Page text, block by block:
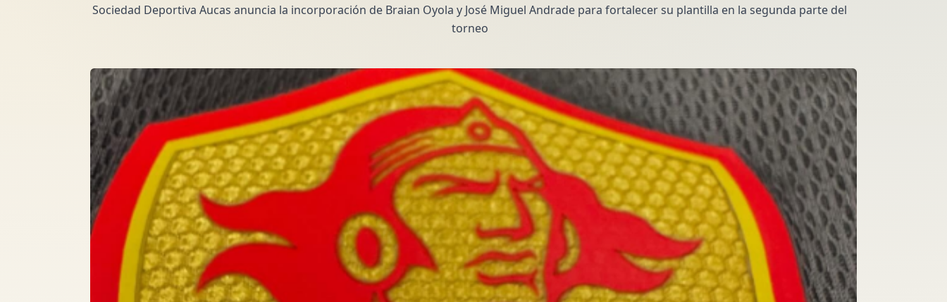
Sociedad Deportiva Aucas anuncia la incorporación de Braian Oyola y José Miguel Andrade para fortalecer su plantilla en la segunda parte del
torneo